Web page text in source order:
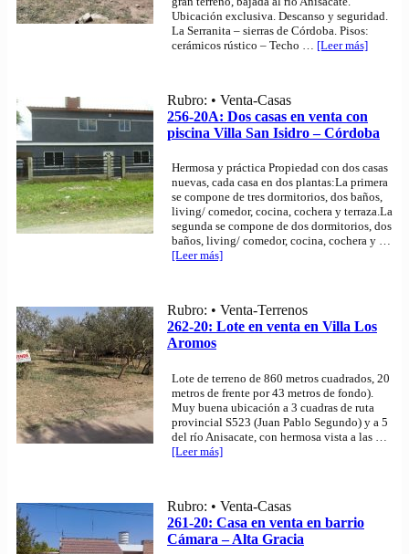
Ubicación exclusiva. Descanso y seguridad.
La Serranita – sierras de Córdoba. Pisos:
cerámicos rústico – Techo
[Leer más]
Rubro: • Venta-Casas
256-20A: Dos casas en venta con
piscina Villa San Isidro – Córdoba
Hermosa y práctica Propiedad con dos casas
nuevas, cada casa en dos plantas:La primera
se compone de tres dormitorios, dos baños,
living/ comedor, cocina, cochera y terraza.La
segunda se compone de dos dormitorios, dos
baños, living/ comedor, cocina, cochera y …
[Leer más]
Rubro: • Venta-Terrenos
262-20: Lote en venta en Villa Los
Aromos
Lote de terreno de 860 metros cuadrados, 20
metros de frente por 43 metros de fondo).
Muy buena ubicación a 3 cuadras de ruta
provincial S523 (Juan Pablo Segundo) y a 5
del río Anisacate, con hermosa vista a las
[Leer más]
Rubro: • Venta-Casas
261-20: Casa en venta en barrio
Cámara – Alta Gracia